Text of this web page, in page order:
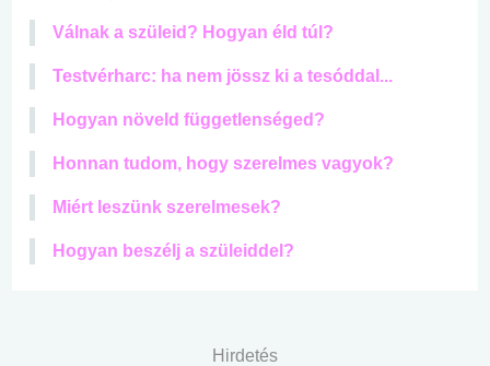
Válnak a szüleid? Hogyan éld túl?
Testvérharc: ha nem jössz ki a tesóddal...
Hogyan növeld függetlenséged?
Honnan tudom, hogy szerelmes vagyok?
Miért leszünk szerelmesek?
Hogyan beszélj a szüleiddel?
Hirdetés